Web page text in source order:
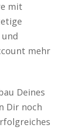
mit
mehr
Deines
Dir noch